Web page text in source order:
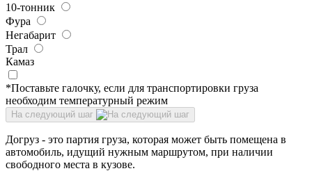
10-тонник
Фура
Негабарит
Трал
Камаз
*Поставьте галочку, если для транспортировки груза
необходим температурный режим
На следующий шаг
Догруз - это партия груза, которая может быть помещена в
автомобиль, идущий нужным маршрутом, при наличии
свободного места в кузове.